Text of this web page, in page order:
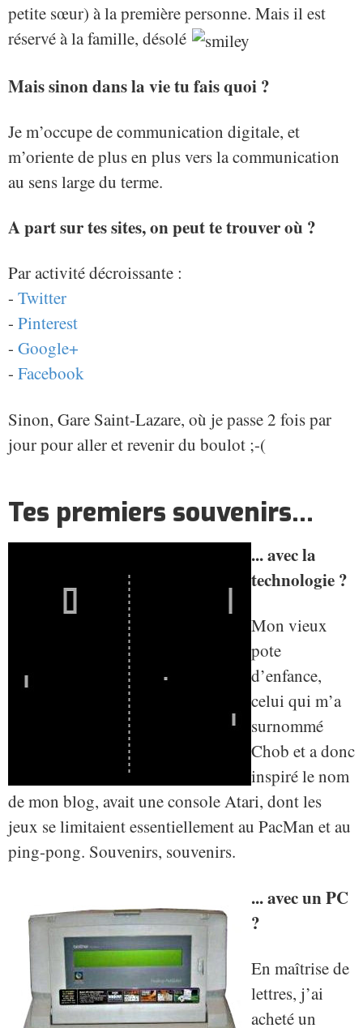
petite sœur) à la première personne. Mais il est
réservé à la famille, désolé
Mais sinon dans la vie tu fais quoi ?
Je m’occupe de communication digitale, et
m’oriente de plus en plus vers la communication
au sens large du terme.
A part sur tes sites, on peut te trouver où ?
Par activité décroissante :
- Twitter
- Pinterest
- Google+
- Facebook
Sinon, Gare Saint-Lazare, où je passe 2 fois par
jour pour aller et revenir du boulot ;-(
Tes premiers souvenirs...
... avec la
technologie ?
Mon vieux
pote
d’enfance,
celui qui m’a
surnommé
Chob et a donc
inspiré le nom
de mon blog, avait une console Atari, dont les
jeux se limitaient essentiellement au PacMan et au
ping-pong. Souvenirs, souvenirs.
... avec un PC
?
En maîtrise de
lettres, j’ai
acheté un